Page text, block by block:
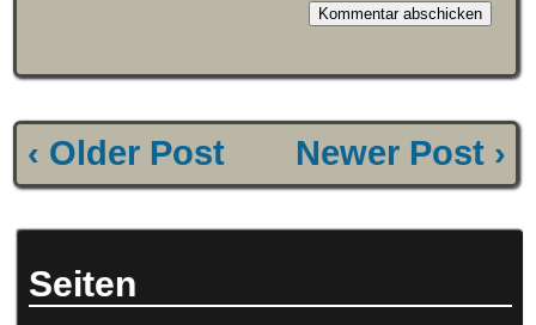
‹ Older Post Newer Post ›
Seiten